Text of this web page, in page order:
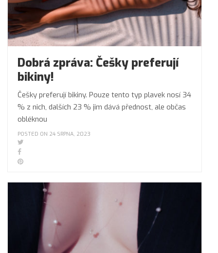
Dobrá zpráva: Češky preferují
bikiny!
Češky preferují bikiny. Pouze tento typ plavek nosí 34
% z nich, dalších 23 % jim dává přednost, ale občas
obléknou
POSTED ON 24 SRPNA, 2023